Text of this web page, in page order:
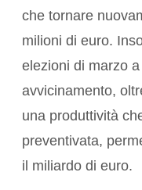
che tornare
milioni di euro.
elezioni di marzo
avvicinamento,
una produttività
preventivata,
il miliardo di euro.